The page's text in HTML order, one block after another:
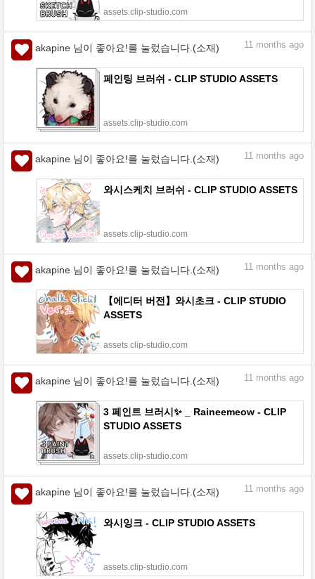
assets.clip-studio.com
akapine 님이 좋아요!를 눌렀습니다.(소재) 11 months ago
페인팅 브러쉬 - CLIP STUDIO ASSETS
assets.clip-studio.com
akapine 님이 좋아요!를 눌렀습니다.(소재) 11 months ago
와시스케치 브러쉬 - CLIP STUDIO ASSETS
assets.clip-studio.com
akapine 님이 좋아요!를 눌렀습니다.(소재) 11 months ago
【에디터 버전】와시초크 - CLIP STUDIO
ASSETS
assets.clip-studio.com
akapine 님이 좋아요!를 눌렀습니다.(소재) 11 months ago
3 페인트 브러시✨ _ Raineemeow - CLIP
STUDIO ASSETS
assets.clip-studio.com
akapine 님이 좋아요!를 눌렀습니다.(소재) 11 months ago
와시잉크 - CLIP STUDIO ASSETS
assets.clip-studio.com